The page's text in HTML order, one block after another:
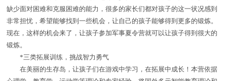
缺少面对困难和克服困难的能力，很多的家长们都对孩子的这一状况感到
非常担忧，希望能够找到一些机会，让自己的孩子能够得到更多的锻炼。
现在，这样的机会来了，让孩子参加军事夏令营就可以让孩子得到很大的
锻炼。
*三类拓展训练，挑战智力勇气
在美丽的生存岛，让孩子们在游戏中学习，在拓展中成长！本营依据